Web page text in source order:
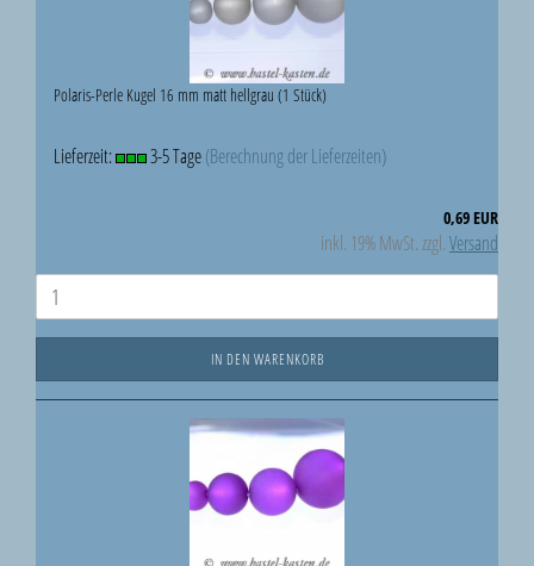
Polaris-Perle Kugel 16 mm matt hellgrau (1 Stück)
Lieferzeit: 3-5 Tage(Berechnung der Lieferzeiten)
0,69 EUR
inkl. 19% MwSt. zzgl.Versand
IN DEN WARENKORB